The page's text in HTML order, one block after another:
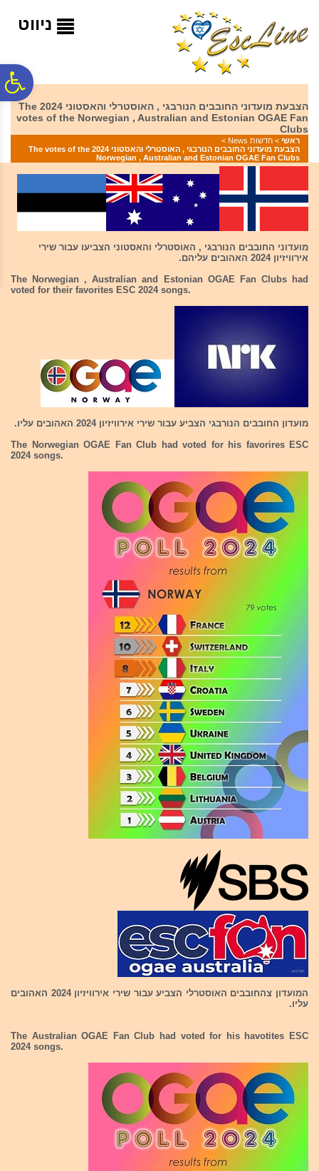
המרכזי
ניווט
הצבעת מועדוני החובבים הנורבגי , האוסטרלי והאסטוני 2024 The
votes of the Norwegian , Australian and Estonian OGAE Fan
Clubs
ראשי > חדשות News
>
הצבעת מועדוני החובבים הנורבגי , האוסטרלי והאסטוני 2024 The votes of the
Norwegian , Australian and Estonian OGAE Fan Clubs
מועדוני החובבים הנורבגי , האוסטרלי והאסטוני הצביעו עבור שירי
אירוויזיון 2024 האהובים עליהם.
The Norwegian , Australian and Estonian OGAE Fan Clubs had
voted for their favorites ESC 2024 songs.
מועדון החובבים הנורבגי הצביע עבור שירי אירוויזיון 2024 האהובים עליו.
The Norwegian OGAE Fan Club had voted for his favorires ESC
2024 songs.
המועדון צהחובבים האוסטרלי הצביע עבור שירי אירוויזיון 2024 האהובים
עליו.
The Australian OGAE Fan Club had voted for his havotites ESC
2024 songs.